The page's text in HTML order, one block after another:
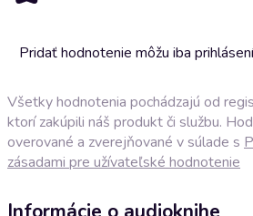
Pridať hodnotenie môžu iba
Všetky hodnotenia pochádzajú od
ktorí zakúpili náš produkt či službu.
overované a zverejňované v súlade s
zásadami pre užívateľské hodnotenie